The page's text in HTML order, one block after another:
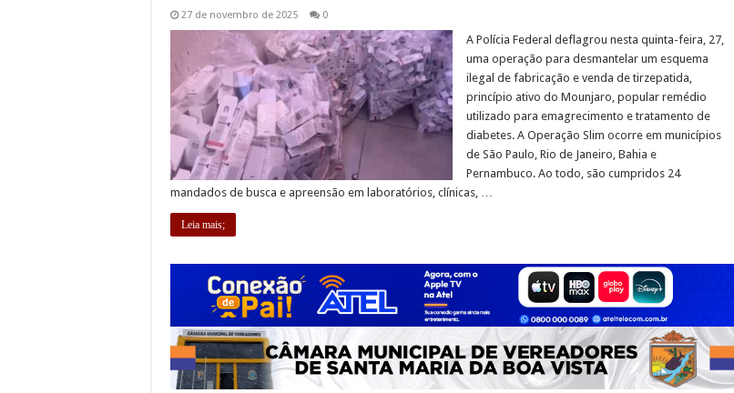
27 de novembro de 2025 0
A Polícia Federal deflagrou nesta quinta-feira, 27,
uma operação para desmantelar um esquema
ilegal de fabricação e venda de tirzepatida,
princípio ativo do Mounjaro, popular remédio
utilizado para emagrecimento e tratamento de
diabetes. A Operação Slim ocorre em municípios
de São Paulo, Rio de Janeiro, Bahia e
Pernambuco. Ao todo, são cumpridos 24
mandados de busca e apreensão em laboratórios, clínicas, …
Leia mais;